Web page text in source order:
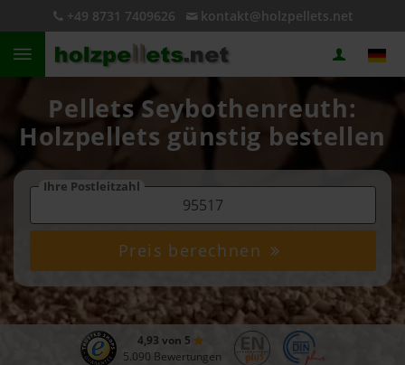
+49 8731 7409626 kontakt@holzpellets.net
Pellets Seybothenreuth:
Holzpellets günstig bestellen
Ihre Postleitzahl
Preis berechnen
4,93 von 5
5.090 Bewertungen